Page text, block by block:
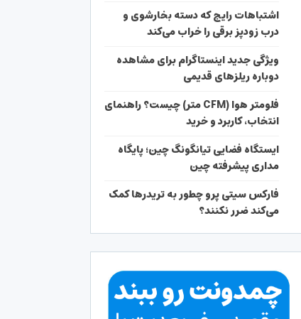
اشتباهات رایج که دسته بخارشوی و
درب زودپز برقی را خراب می‌کند
ویژگی جدید اینستاگرام برای مشاهده
دوباره ریلزهای قدیمی
فلومتر هوا (CFM متر) چیست؟ راهنمای
انتخاب، کاربرد و خرید
ایستگاه فضایی تیانگونگ چین؛ پایگاه
مداری پیشرفته چین
فارکس سیتی پرو چطور به تریدرها کمک
می‌کند ضرر نکنند؟